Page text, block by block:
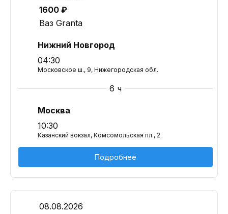
1600 ₽
Ваз Granta
Нижний Новгород
04:30
Московское ш., 9, Нижегородская обл.
6 ч
Москва
10:30
Казанский вокзал, Комсомольская пл., 2
Подробнее
08.08.2026